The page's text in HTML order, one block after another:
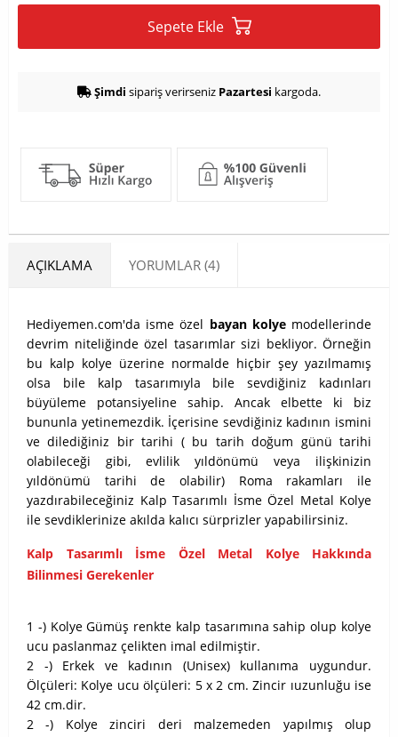
Sepete Ekle
Şimdi sipariş verirseniz Pazartesi kargoda.
AÇIKLAMA YORUMLAR (4)
Hediyemen.com'da isme özel bayan kolyemodellerinde
devrim niteliğinde özel tasarımlar sizi bekliyor. Örneğin
bu kalp kolye üzerine normalde hiçbir şey yazılmamış
olsa bile kalp tasarımıyla bile sevdiğiniz kadınları
büyüleme potansiyeline sahip. Ancak elbette ki biz
bununla yetinemezdik. İçerisine sevdiğiniz kadının ismini
ve dilediğiniz bir tarihi ( bu tarih doğum günü tarihi
olabileceği gibi, evlilik yıldönümü veya ilişkinizin
yıldönümü tarihi de olabilir) Roma rakamları ile
yazdırabileceğiniz Kalp Tasarımlı İsme Özel Metal Kolye
ile sevdiklerinize akılda kalıcı sürprizler yapabilirsiniz.
Kalp Tasarımlı İsme Özel Metal Kolye Hakkında
Bilinmesi Gerekenler
1 -) Kolye Gümüş renkte kalp tasarımına sahip olup kolye
ucu paslanmaz çelikten imal edilmiştir.
2 -) Erkek ve kadının (Unisex) kullanıma uygundur.
Ölçüleri: Kolye ucu ölçüleri: 5 x 2 cm. Zincir ıuzunluğu ise
42 cm.dir.
2 -) Kolye zinciri deri malzemeden yapılmış olup